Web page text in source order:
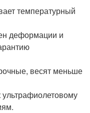
температурный
деформации и
весят меньше